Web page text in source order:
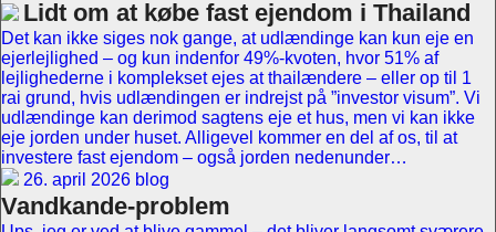
Lidt om at købe fast ejendom i Thailand
Det kan ikke siges nok gange, at udlændinge kan kun eje en
ejerlejlighed – og kun indenfor 49%-kvoten, hvor 51% af
lejlighederne i komplekset ejes at thailændere – eller op til 1
rai grund, hvis udlændingen er indrejst på ”investor visum”. Vi
udlændinge kan derimod sagtens eje et hus, men vi kan ikke
eje jorden under huset. Alligevel kommer en del af os, til at
investere fast ejendom – også jorden nedenunder…
26. april 2026 blog
Vandkande-problem